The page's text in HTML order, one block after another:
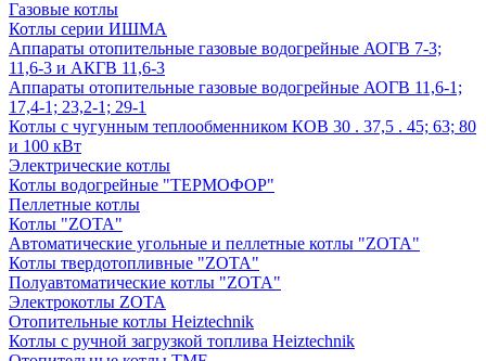
Газовые котлы
Котлы серии ИШМА
Аппараты отопительные газовые водогрейные АОГВ 7-3;
11,6-3 и АКГВ 11,6-3
Аппараты отопительные газовые водогрейные АОГВ 11,6-1;
17,4-1; 23,2-1; 29-1
Котлы с чугунным теплообменником КОВ 30 . 37,5 . 45; 63; 80
и 100 кВт
Электрические котлы
Котлы водогрейные "ТЕРМОФОР"
Пеллетные котлы
Котлы "ZOTA"
Автоматические угольные и пеллетные котлы "ZOTA"
Котлы твердотопливные "ZOTA"
Полуавтоматические котлы "ZOTA"
Электрокотлы ZOTA
Отопительные котлы Heiztechnik
Котлы с ручной загрузкой топлива Heiztechnik